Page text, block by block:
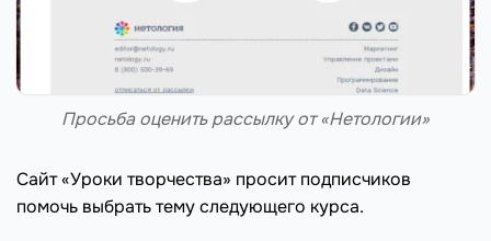
Просьба оценить рассылку от «Нетологии»
Сайт «Уроки творчества» просит подписчиков
помочь выбрать тему следующего курса.